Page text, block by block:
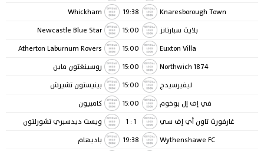
Knaresborough Town
19:38
Whickham
بلايث سبارتانز
15:00
Newcastle Blue Star
Euxton Villa
15:00
Atherton Laburnum Rovers
1874 Northwich
15:00
روسينغتون ماين
ليفيرسيدج
15:00
بينيستون تشيرش
في إف إل بوخوم
15:00
كامبيون
غارفورث تاون أي إف سي
1
:
1
ويست ديدسبري تشورلتون
Wythenshawe FC
19:38
باديهام